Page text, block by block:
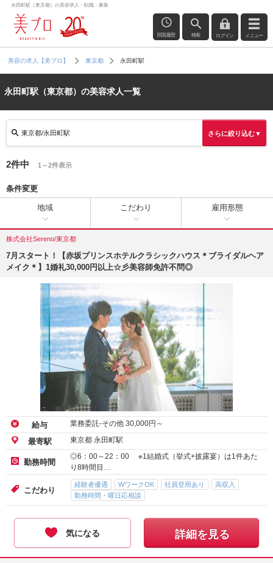
永田町駅（東京都）の美容求人・転職・募集
閲覧履歴 検索 ログイン メニュー
美容の求人【美プロ】 東京都 永田町駅
永田町駅（東京都）の美容求人一覧
東京都/永田町駅 さらに絞り込む▼
2件中 1～2件表示
条件変更
地域 こだわり 雇用形態
株式会社Sereno/東京都
7月スタート！【赤坂プリンスホテルクラシックハウス＊ブライダルヘア
メイク＊】1婚礼30,000円以上☆彡美容師免許不問◎
給与 業務委託-その他 30,000円～
最寄駅 東京都 永田町駅
勤務時間
◎6：00～22：00 ※1結婚式（挙式+披露宴）は1件あた
り8時間目…
こだわり
経験者優遇 WワークOK 社員登用あり
高収入
勤務時間・曜日応相談
気になる 詳細を見る